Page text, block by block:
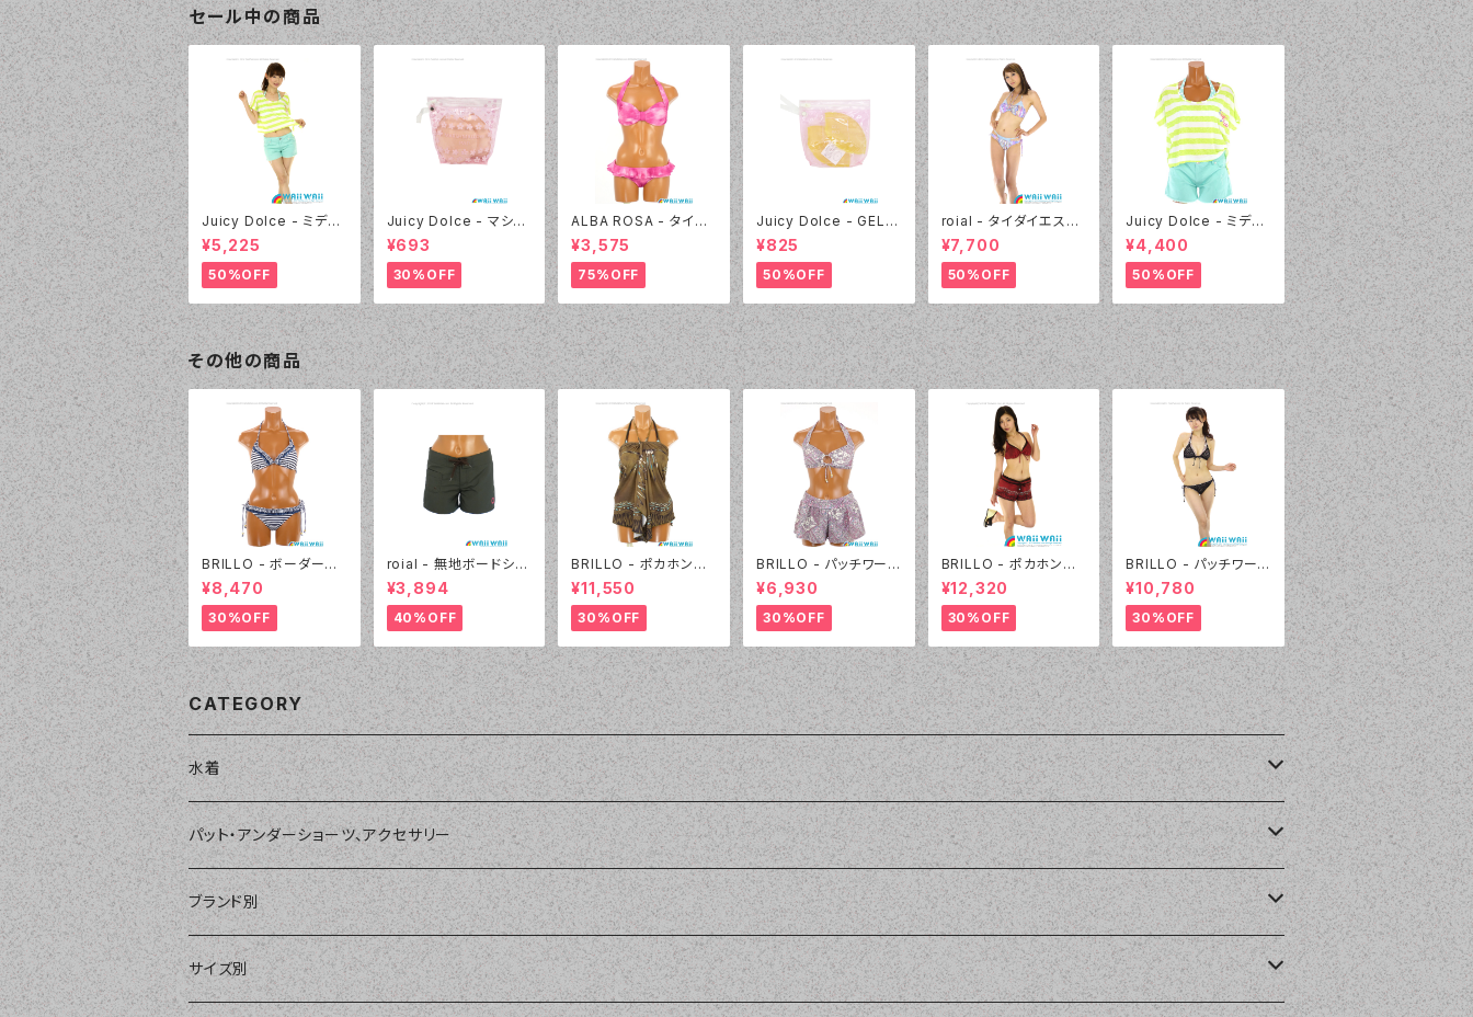
セール中の商品
Juicy Dolce - ミディ
アムドット（4412 - 60:
グリーン）
¥5,225
50%OFF
Juicy Dolce - マシュ
マロパッド（032 - 40:
イエロー）
¥693
30%OFF
ALBA ROSA - タイダ
イ バンドゥ（14407 - 1
2:ピンク）
¥3,575
75%OFF
Juicy Dolce - GEL P
AD ジェルパッド（030
- 40:イエロー）
¥825
50%OFF
roial - タイダイエスニ
ック＆デニムプリント（2
4405 - 80:パープル）
¥7,700
50%OFF
Juicy Dolce - ミディ
アムドット（3405 - 60:
グリーン）
¥4,400
50%OFF
その他の商品
BRILLO - ボーダー&
デニムビキニ（3311 - 0
5:ブラック）
¥8,470
30%OFF
roial - 無地ボードショ
ーツ（22430 - 30:ブラ
ウン）
¥3,894
40%OFF
BRILLO - ポカホンタ
ス パレオセット（4302
- 54:カーキ）
¥11,550
30%OFF
BRILLO - パッチワーク
ビキニ キュロパンセット
（3310 - 01:ホワイト）
¥6,930
30%OFF
BRILLO - ポカホンタ
ス パンツセット（4303
- 10:レッド）
¥12,320
30%OFF
BRILLO - パッチワーク
＆ギザギザニット（3305
- 01:ホワイト）
¥10,780
30%OFF
CATEGORY
水着
単品
ショートパンツ、ボードショーツ
パーカー、ラッシュパーカー
ワンピース・モノキニ
ナチュラルタンキニ
ナチュラルタンキニ
パット・アンダーショーツ、アクセサリー
パット
アンダーショーツ
ブランド別
BEACH QUEEN
サイズ別